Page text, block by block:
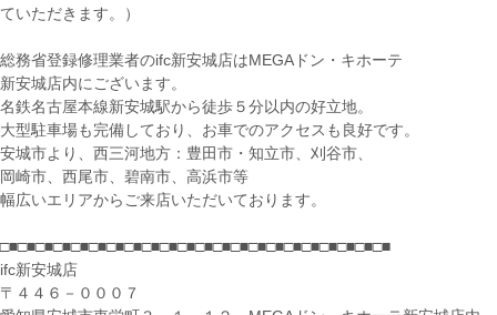
ていただきます。）
総務省登録修理業者のifc新安城店はMEGAドン・キホーテ
新安城店内にございます。
名鉄名古屋本線新安城駅から徒歩５分以内の好立地。
大型駐車場も完備しており、お車でのアクセスも良好です。
安城市より、西三河地方：豊田市・知立市、刈谷市、
岡崎市、西尾市、碧南市、高浜市等
幅広いエリアからご来店いただいております。
□■□■□■□■□■□■□■□■□■□■□■□■□■□■□■□■□■□■□■□■□■□■
ifc新安城店
〒４４６－０００７